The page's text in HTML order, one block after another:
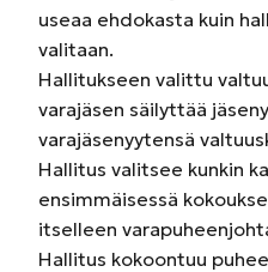
useaa ehdokasta kuin
valitaan.
Hallitukseen valittu
varajäsen säilyttää
varajäsenyytensä
Hallitus valitsee kunkin
ensimmäisessä
itselleen
Hallitus kokoontuu